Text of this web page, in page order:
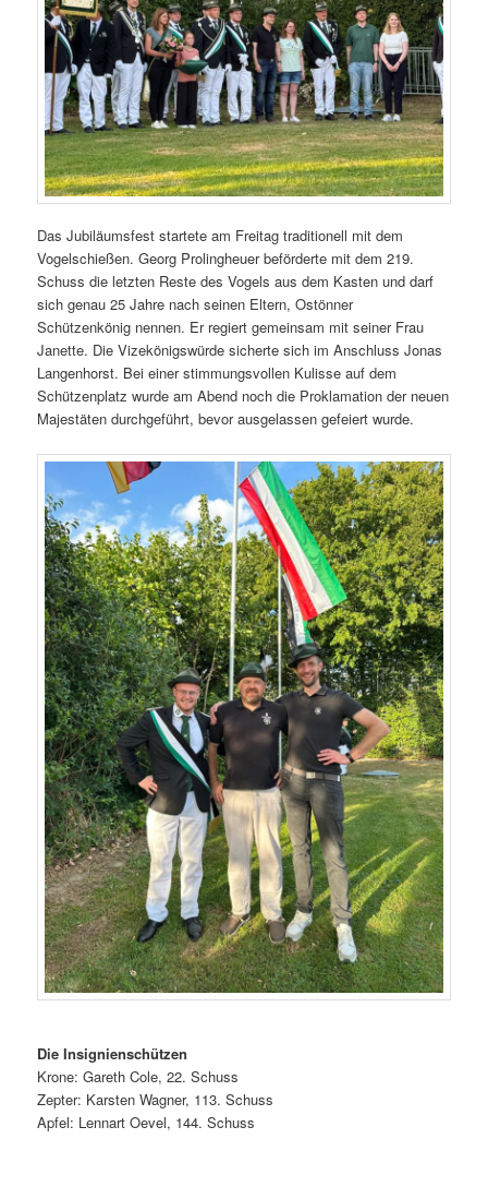
Das Jubiläumsfest startete am Freitag traditionell mit dem
Vogelschießen. Georg Prolingheuer beförderte mit dem 219.
Schuss die letzten Reste des Vogels aus dem Kasten und darf
sich genau 25 Jahre nach seinen Eltern, Ostönner
Schützenkönig nennen. Er regiert gemeinsam mit seiner Frau
Janette. Die Vizekönigswürde sicherte sich im Anschluss Jonas
Langenhorst. Bei einer stimmungsvollen Kulisse auf dem
Schützenplatz wurde am Abend noch die Proklamation der neuen
Majestäten durchgeführt, bevor ausgelassen gefeiert wurde.
Die Insignienschützen
Krone: Gareth Cole, 22. Schuss
Zepter: Karsten Wagner, 113. Schuss
Apfel: Lennart Oevel, 144. Schuss